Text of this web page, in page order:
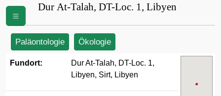
Dur At-Talah, DT-Loc. 1, Libyen
Paläontologie Ökologie
Fundort:
Dur At-Talah, DT-Loc. 1,
Libyen, Sirt, Libyen